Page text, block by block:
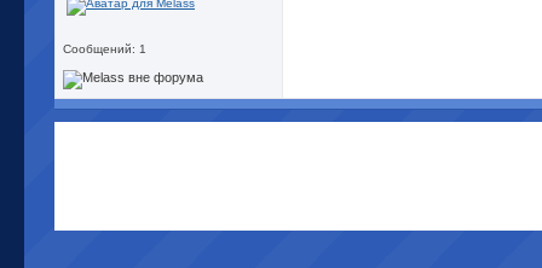
Сообщений: 1